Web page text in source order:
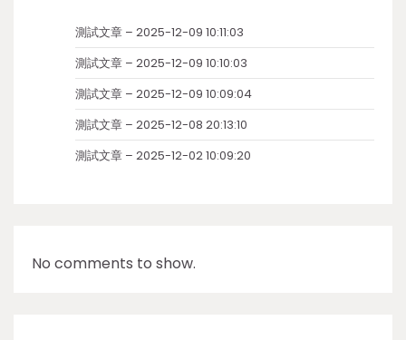
測試文章 – 2025-12-09 10:11:03
測試文章 – 2025-12-09 10:10:03
測試文章 – 2025-12-09 10:09:04
測試文章 – 2025-12-08 20:13:10
測試文章 – 2025-12-02 10:09:20
No comments to show.